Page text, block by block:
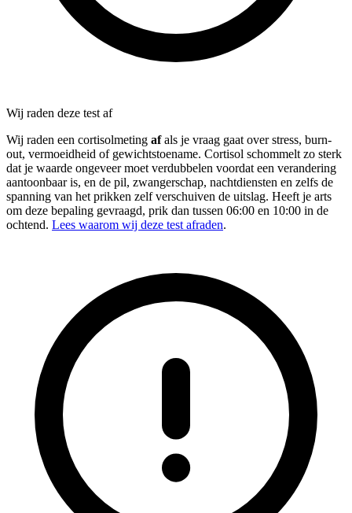
Wij raden deze test af
Wij raden een cortisolmeting afals je vraag gaat over stress, burn-
out, vermoeidheid of gewichtstoename. Cortisol schommelt zo sterk
dat je waarde ongeveer moet verdubbelen voordat een verandering
aantoonbaar is, en de pil, zwangerschap, nachtdiensten en zelfs de
spanning van het prikken zelf verschuiven de uitslag. Heeft je arts
om deze bepaling gevraagd, prik dan tussen 06:00 en 10:00 in de
ochtend. Lees waarom wij deze test afraden.